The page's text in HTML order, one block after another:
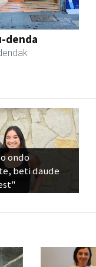
denda
ondo
beti daude